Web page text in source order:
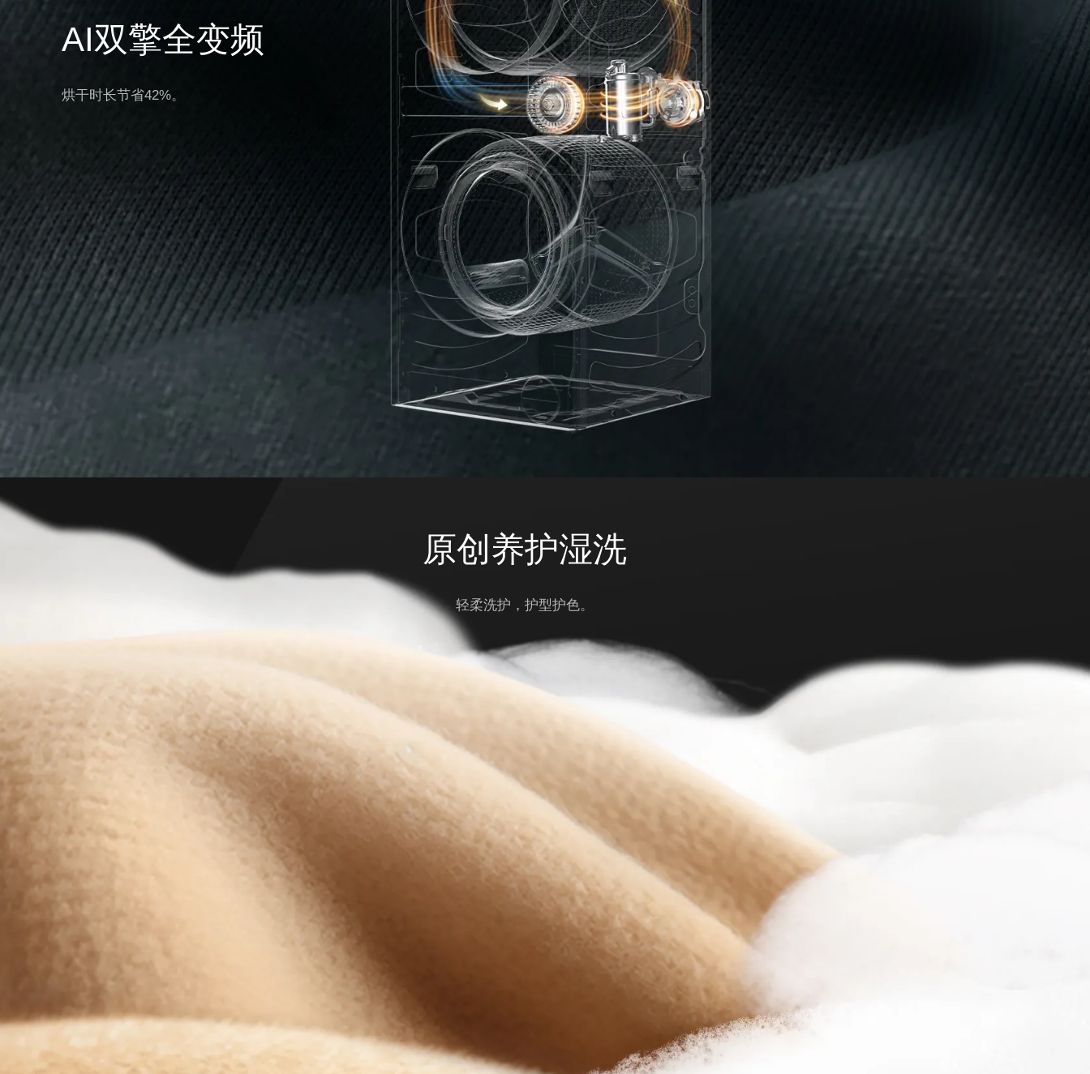
AI双擎全变频
烘干时长节省42%。
原创养护湿洗
轻柔洗护，护型护色。